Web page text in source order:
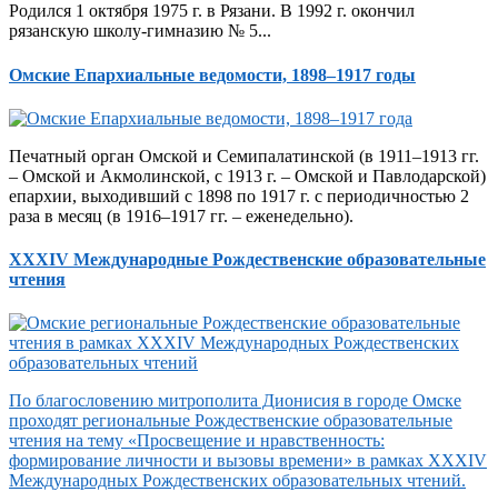
Родился 1 октября 1975 г. в Рязани. В 1992 г. окончил
рязанскую школу-гимназию № 5...
Омские Епархиальные ведомости, 1898–1917 годы
Печатный орган Омской и Семипалатинской (в 1911–1913 гг.
– Омской и Акмолинской, с 1913 г. – Омской и Павлодарской)
епархии, выходивший с 1898 по 1917 г. с периодичностью 2
раза в месяц (в 1916–1917 гг. – еженедельно).
XXXIV Международные Рождественские образовательные
чтения
По благословению митрополита Дионисия в городе Омске
проходят региональные Рождественские образовательные
чтения на тему «Просвещение и нравственность:
формирование личности и вызовы времени» в рамках XXXIV
Международных Рождественских образовательных чтений.